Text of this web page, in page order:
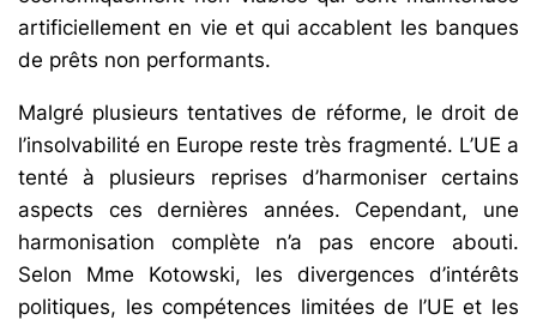
artificiellement en vie et qui accablent les banques
de prêts non performants.
Malgré plusieurs tentatives de réforme, le droit de
l’insolvabilité en Europe reste très fragmenté. L’UE a
tenté à plusieurs reprises d’harmoniser certains
aspects ces dernières années. Cependant, une
harmonisation complète n’a pas encore abouti.
Selon Mme Kotowski, les divergences d’intérêts
politiques, les compétences limitées de l’UE et les